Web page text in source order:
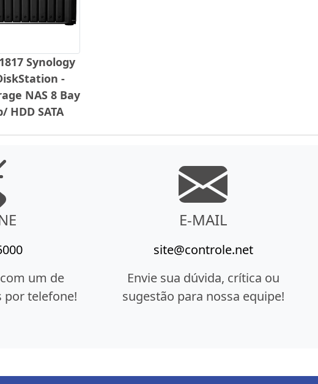
Synology
-
NAS 8 Bay
HDD SATA
um de
por telefone!
E-MAIL
site@controle.net
Envie sua dúvida, crítica ou
sugestão para nossa equipe!